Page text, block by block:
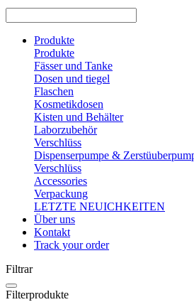
Produkte
Produkte
Fässer und Tanke
Dosen und tiegel
Flaschen
Kosmetikdosen
Kisten und Behälter
Laborzubehör
Verschlüss
Dispenserpumpe &
Verschlüss
Accessories
Verpackung
LETZTE NEUICHKEITEN
Über uns
Kontakt
Track your order
Filtrar
Filterprodukte